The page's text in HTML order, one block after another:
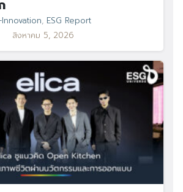
Innovation, ESG Report
สิงหาคม 5, 2026